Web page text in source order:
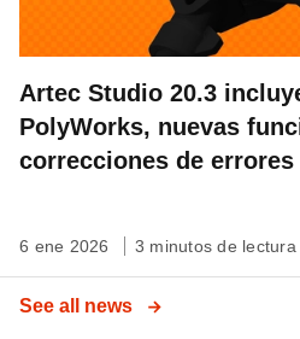
Artec Studio 20.3
PolyWorks, nuevas
correcciones de errores
6 ene 2026 3 minutos de lectura
See all news